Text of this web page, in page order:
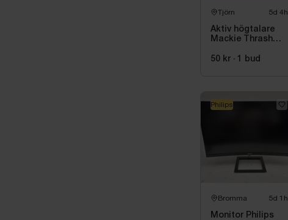
Tjörn 5d 4h
Aktiv högtalare
Mackie Thrash
50 kr · 1 bud
Bromma 5d 1h
Monitor Philips
Philips